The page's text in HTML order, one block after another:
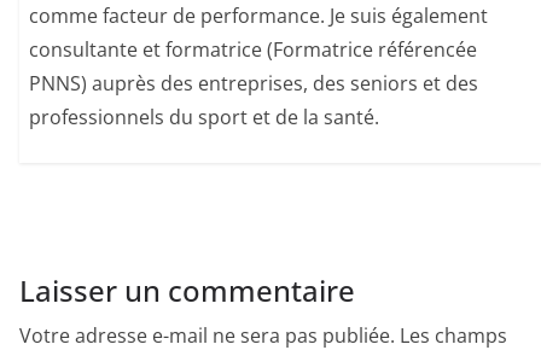
comme facteur de performance. Je suis également
consultante et formatrice (Formatrice référencée
PNNS) auprès des entreprises, des seniors et des
professionnels du sport et de la santé.
Laisser un commentaire
Votre adresse e-mail ne sera pas publiée. Les champs